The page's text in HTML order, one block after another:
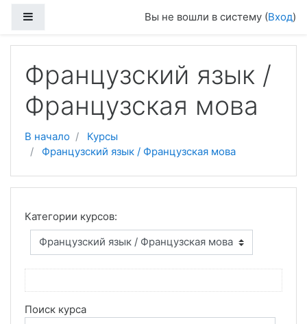
Вы не вошли в систему (Вход)
Французский язык /
Французская мова
В начало
Курсы
Французский язык / Французская мова
Категории курсов:
Поиск курса